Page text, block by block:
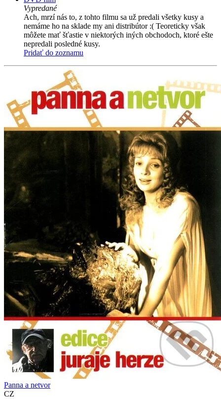
Vypredané
Ach, mrzí nás to, z tohto filmu sa už predali všetky kusy a
nemáme ho na sklade my ani distribútor :( Teoreticky však
môžete mať šťastie v niektorých iných obchodoch, ktoré ešte
nepredali posledné kusy.
Pridať do zoznamu
Panna a netvor
CZ